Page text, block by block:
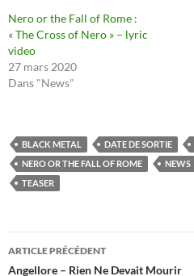
Nero or the Fall of Rome :
« The Cross of Nero » – lyric
video
27 mars 2020
Dans "News"
BLACK METAL DATE DE SORTIE
NERO OR THE FALL OF ROME
NEWS
TEASER
Navigation
ARTICLE PRÉCÉDENT
Angellore – Rien Ne Devait Mourir